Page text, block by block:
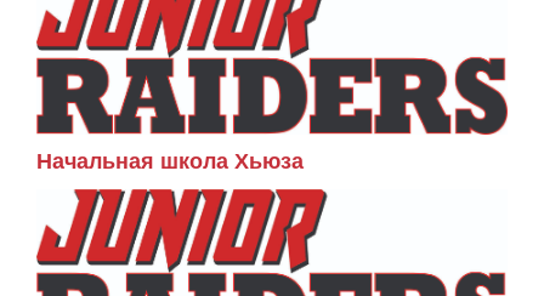
Начальная школа Хьюза